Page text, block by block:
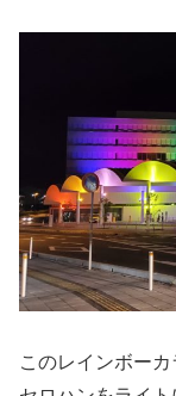
このレインボー